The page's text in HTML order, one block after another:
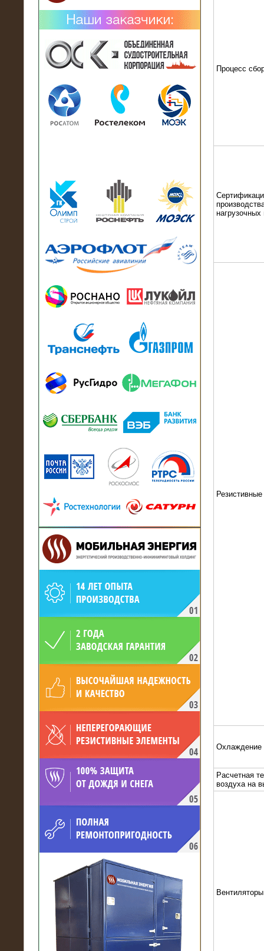
02.02.2019
Нагрузочный комплекс 26 МВт (10
кВ) поставлен в аренду на
13.07.2018
модуль в контейнере 2700 кВА на
Балтийский завод
Активно-реактивные нагрузочные
модули 15 МВт (21,5 МВА) На Кубок
конфедераций
произведён высоковольтный
нагрузочный комплекс 24 МВт с
напряжением 6/10 кВ
15.04.2017
Нагрузочный комплекс 16 МВт с
Процесс
Охлаждение
Расчетная
воздуха на
Вентиляторы